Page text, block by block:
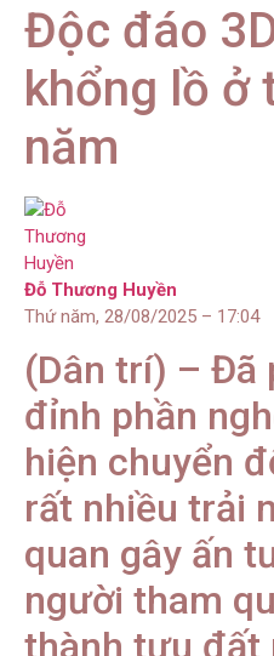
Độc đáo
khổng lồ ở
năm
Đỗ Thương Huyền
Thứ năm, 28/08/2025 – 17:04
(Dân trí) – Đã
đỉnh phần
hiện chuyển
rất nhiều trải
quan gây ấn
người tham
thành tựu đất